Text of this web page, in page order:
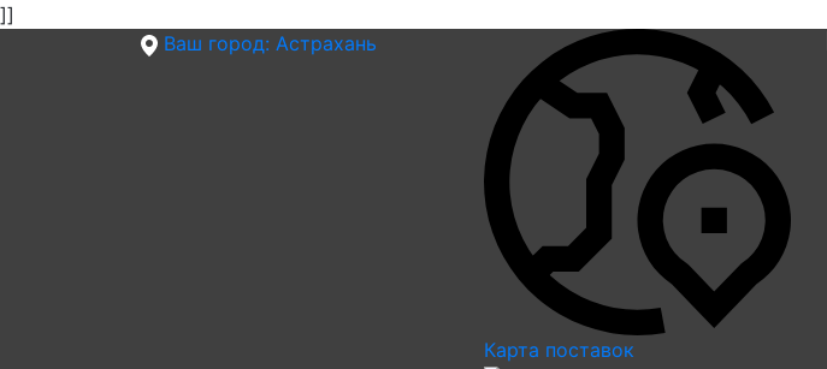
]]
Ваш город: Астрахань
Карта поставок